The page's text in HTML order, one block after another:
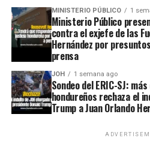
MINISTERIO PÚBLICO 1
Ministerio Público
contra el exjefe de las
Hernández por
prensa
JOH 1 semana ago
Sondeo del ERIC-SJ:
hondureños rechaza el
Trump a Juan Orlando